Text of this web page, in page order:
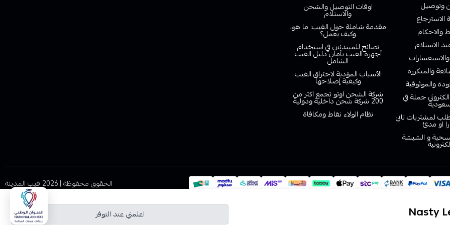
اعلمني عند التوفر
وتوصيل
والاحكام
الاستلام
والمتكررة
والموثوقية
جملة في
لمشتريات تابي
او مدئ
و الشيشة
اوقات التوصيل والشحن
والاستلام
مقدمة شاملة حول الفيب: ما هو،
وكيف يعمل؟
نصائح للمبتدئين في استخدام
أجهزة الفيب بأمان دليل الفيب
الشامل
الأسباب المؤدية لاحتراق الفيب
وكيفية إصلاحها
شركة الشحن اوتو تجمع اكثر من
200 شركة شحن داخلية ودولية
نظام الولاء نقاط ومكافاة
الحقوق محفوظة | 2026 فيب المدينة